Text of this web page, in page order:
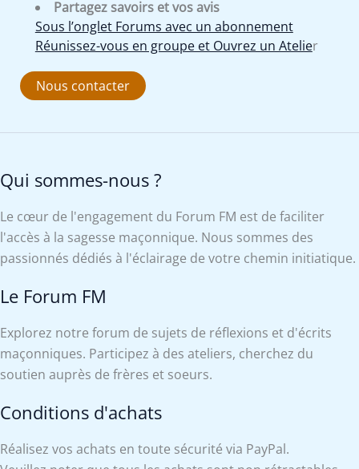
Partagez savoirs et vos avis
Sous l’onglet Forums avec un abonnement
Réunissez-vous en groupe et Ouvrez un Atelier
Nous contacter
Qui sommes-nous ?
Le cœur de l'engagement du Forum FM est de faciliter
l'accès à la sagesse maçonnique. Nous sommes des
passionnés dédiés à l'éclairage de votre chemin initiatique.
Le Forum FM
Explorez notre forum de sujets de réflexions et d'écrits
maçonniques. Participez à des ateliers, cherchez du
soutien auprès de frères et soeurs.
Conditions d'achats
Réalisez vos achats en toute sécurité via PayPal.